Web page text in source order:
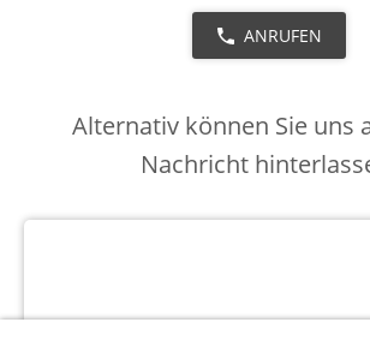
ANRUFEN
Alternativ können Sie uns
Nachricht